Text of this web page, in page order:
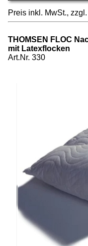
Preis inkl. MwSt., zzgl.
THOMSEN FLOC
mit Latexflocken
Art.Nr. 330